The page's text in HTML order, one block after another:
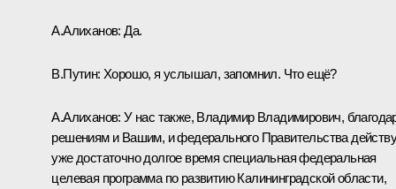
А.Алиханов: Да.
В.Путин: Хорошо, я услышал, запомнил. Что ещё?
А.Алиханов:У нас также, Владимир Владимирович,
решениям и Вашим, и федерального Правительства
уже достаточно долгое время специальная федеральная
целевая программа по развитию Калининградской области,